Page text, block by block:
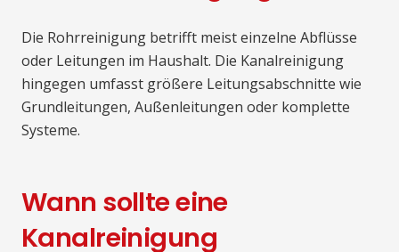
Die Rohrreinigung betrifft meist einzelne Abflüsse
oder Leitungen im Haushalt. Die Kanalreinigung
hingegen umfasst größere Leitungsabschnitte wie
Grundleitungen, Außenleitungen oder komplette
Systeme.
Wann sollte eine
Kanalreinigung